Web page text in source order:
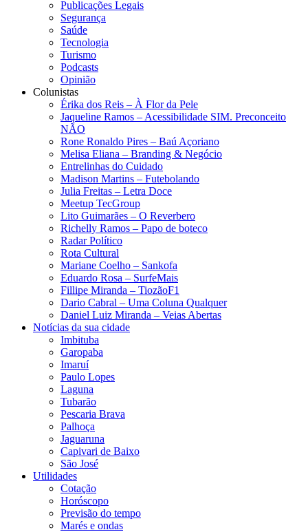
Publicações Legais
Segurança
Saúde
Tecnologia
Turismo
Podcasts
Opinião
Colunistas
Érika dos Reis​ – À Flor da Pele
Jaqueline Ramos – Acessibilidade SIM. Preconceito
NÃO
Rone Ronaldo Pires – Baú Açoriano
Melisa Eliana – Branding & Negócio
Entrelinhas do Cuidado
Madison Martins – Futebolando
Julia Freitas​ – Letra Doce
Meetup TecGroup
Lito Guimarães – O Reverbero
Richelly Ramos​ – Papo de boteco
Radar Político
Rota Cultural
Mariane Coelho – Sankofa
Eduardo Rosa​ – SurfeMais
Fillipe Miranda – TiozãoF1
Dario Cabral – Uma Coluna Qualquer
Daniel Luiz Miranda – Veias Abertas
Notícias da sua cidade
Imbituba
Garopaba
Imaruí
Paulo Lopes
Laguna
Tubarão
Pescaria Brava
Palhoça
Jaguaruna
Capivari de Baixo
São José
Utilidades
Cotação
Horóscopo
Previsão do tempo
Marés e ondas